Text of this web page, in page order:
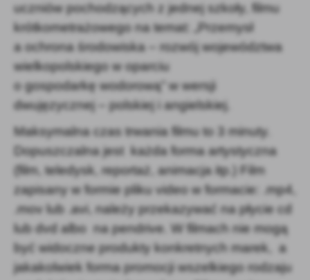
uczniów pochodzących z jednej szkoły, filmu
krótkometrażowego na temat: „Przemysł
a ochrona środowiska – rozwój województwa
wielkopolskiego w oparciu
o gospodarkę wodorową” w wersji
dwujęzycznej – polskiej i angielskiej.
Maksymalna czas trwania filmu to 3 minuty.
Dopuszczalna jest każda forma artystyczna
(film, teledysk, reportaż, animacja itp.) Film
zapisany w formie pliku video w formacie: .mp4,
.mov lub .avi, należy przekazywać na płycie cd
lub dvd albo na pendrive. W filmach nie mogą
być widoczne produkty konkretnych marek, a
jakakolwiek forma promocji wszelkiego rodzaju